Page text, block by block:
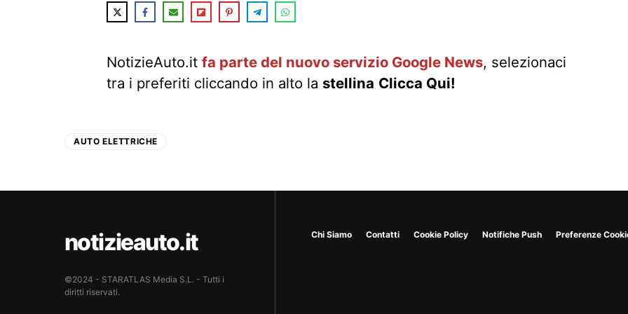
NotizieAuto.it fa parte del nuovo servizio Google News, selezionaci
tra i preferiti cliccando in alto la stellina Clicca Qui!
AUTO ELETTRICHE
notizieauto.it
©2024 - STARATLAS Media S.L. - Tutti i
diritti riservati.
Chi Siamo Contatti Cookie Policy Notifiche Push Preferenze